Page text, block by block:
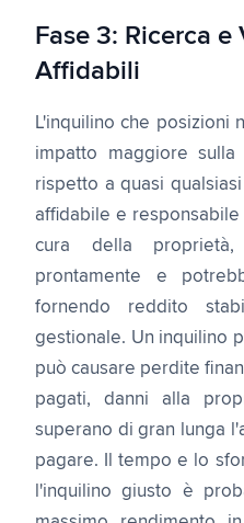
Fase 3: Ricerca
Affidabili
L'inquilino che posizioni
impatto maggiore
rispetto a quasi
affidabile e
cura della
prontamente e
fornendo reddito
gestionale. Un inquilino
può causare perdite
pagati, danni alla
superano di gran lunga
pagare. Il tempo e lo
l'inquilino giusto è